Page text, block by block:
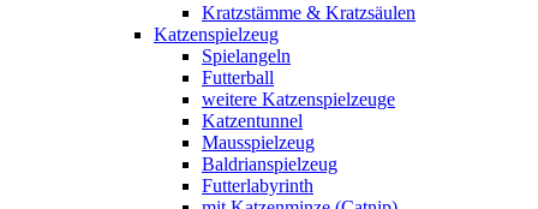
Kratzstämme & Kratzsäulen
Katzenspielzeug
Spielangeln
Futterball
weitere Katzenspielzeuge
Katzentunnel
Mausspielzeug
Baldrianspielzeug
Futterlabyrinth